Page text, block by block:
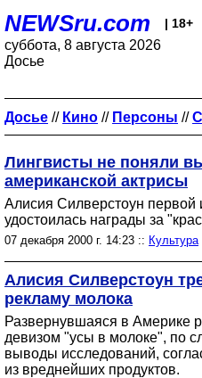
NEWSru.com | 18+
суббота, 8 августа 2026
Досье
Досье // Кино // Персоны //
Лингвисты не поняли
американской актрисы
Алисия Силверстоун первой
удостоилась награды за
07 декабря 2000 г. 14:23 :: Культура
Алисия Силверстоун
рекламу молока
Развернувшаяся в Америке
девизом "усы в молоке", по
выводы исследований,
из вреднейших продуктов.